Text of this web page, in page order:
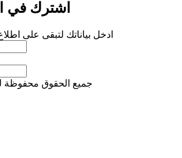
اشترك في
ادخل بياناتك لتبقى على
جميع الحقوق محفوظة